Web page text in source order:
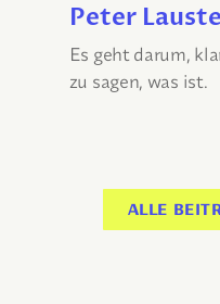
Peter
Es geht darum,
zu sagen, was ist.
ALLE